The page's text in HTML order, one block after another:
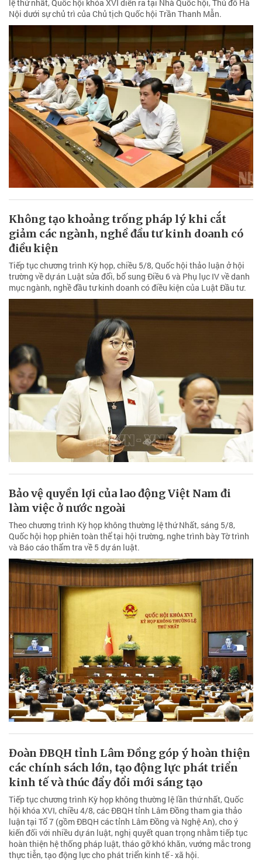
lệ thứ nhất, Quốc hội khóa XVI diễn ra tại Nhà Quốc hội, Thủ đô Hà
Nội dưới sự chủ trì của Chủ tịch Quốc hội Trần Thanh Mẫn.
Không tạo khoảng trống pháp lý khi cắt
giảm các ngành, nghề đầu tư kinh doanh có
điều kiện
Tiếp tục chương trình Kỳ họp, chiều 5/8, Quốc hội thảo luận ở hội
trường về dự án Luật sửa đổi, bổ sung Điều 6 và Phụ lục IV về danh
mục ngành, nghề đầu tư kinh doanh có điều kiện của Luật Đầu tư.
Bảo vệ quyền lợi của lao động Việt Nam đi
làm việc ở nước ngoài
Theo chương trình Kỳ họp không thường lệ thứ Nhất, sáng 5/8,
Quốc hội họp phiên toàn thể tại hội trường, nghe trình bày Tờ trình
và Báo cáo thẩm tra về 5 dự án luật.
Đoàn ĐBQH tỉnh Lâm Đồng góp ý hoàn thiện
các chính sách lớn, tạo động lực phát triển
kinh tế và thúc đẩy đổi mới sáng tạo
Tiếp tục chương trình Kỳ họp không thường lệ lần thứ nhất, Quốc
hội khóa XVI, chiều 4/8, các ĐBQH tỉnh Lâm Đồng tham gia thảo
luận tại Tổ 7 (gồm ĐBQH các tỉnh Lâm Đồng và Nghệ An), cho ý
kiến đối với nhiều dự án luật, nghị quyết quan trọng nhằm tiếp tục
hoàn thiện hệ thống pháp luật, tháo gỡ khó khăn, vướng mắc trong
thực tiễn, tạo động lực cho phát triển kinh tế - xã hội.